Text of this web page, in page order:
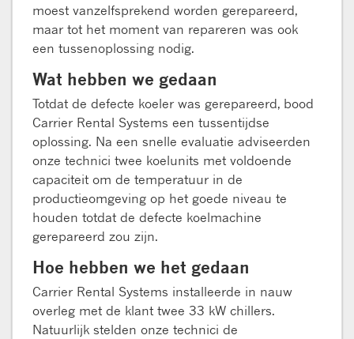
moest vanzelfsprekend worden gerepareerd,
maar tot het moment van repareren was ook
een tussenoplossing nodig.
Wat hebben we gedaan
Totdat de defecte koeler was gerepareerd, bood
Carrier Rental Systems een tussentijdse
oplossing. Na een snelle evaluatie adviseerden
onze technici twee koelunits met voldoende
capaciteit om de temperatuur in de
productieomgeving op het goede niveau te
houden totdat de defecte koelmachine
gerepareerd zou zijn.
Hoe hebben we het gedaan
Carrier Rental Systems installeerde in nauw
overleg met de klant twee 33 kW chillers.
Natuurlijk stelden onze technici de